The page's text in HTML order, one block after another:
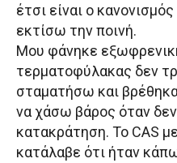
έτσι είναι ο
εκτίσω την ποινή.
Μου φάνηκε
τερματοφύλακας δεν
σταματήσω και
να χάσω βάρος όταν δεν
κατακράτηση. Το CAS
κατάλαβε ότι ήταν